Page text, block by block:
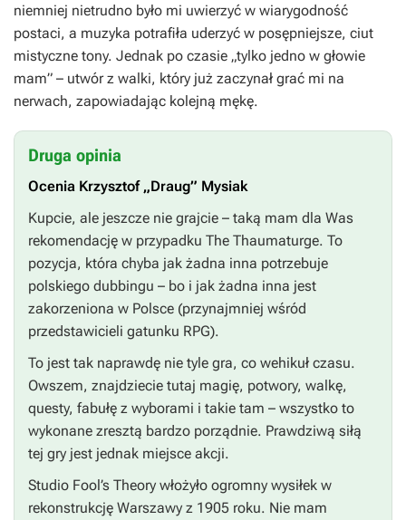
niemniej nietrudno było mi uwierzyć w wiarygodność
postaci, a muzyka potrafiła uderzyć w posępniejsze, ciut
mistyczne tony. Jednak po czasie „tylko jedno w głowie
mam” – utwór z walki, który już zaczynał grać mi na
nerwach, zapowiadając kolejną mękę.
Druga opinia
Ocenia Krzysztof „Draug” Mysiak
Kupcie, ale jeszcze nie grajcie – taką mam dla Was
rekomendację w przypadku The Thaumaturge. To
pozycja, która chyba jak żadna inna potrzebuje
polskiego dubbingu – bo i jak żadna inna jest
zakorzeniona w Polsce (przynajmniej wśród
przedstawicieli gatunku RPG).
To jest tak naprawdę nie tyle gra, co wehikuł czasu.
Owszem, znajdziecie tutaj magię, potwory, walkę,
questy, fabułę z wyborami i takie tam – wszystko to
wykonane zresztą bardzo porządnie. Prawdziwą siłą
tej gry jest jednak miejsce akcji.
Studio Fool’s Theory włożyło ogromny wysiłek w
rekonstrukcję Warszawy z 1905 roku. Nie mam